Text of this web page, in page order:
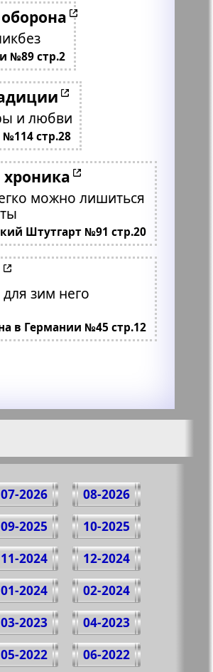
№89 стр.2
и любви
стр.28
можно лишиться
Штутгарт №91 стр.20
зим него
в Германии №45 стр.12
08-2026
07-2026
10-2025
09-2025
12-2024
11-2024
02-2024
01-2024
04-2023
03-2023
06-2022
05-2022